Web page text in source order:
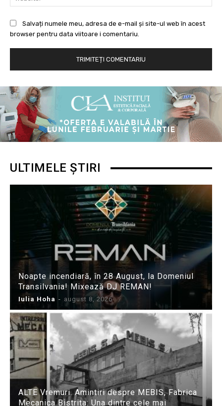
Salvați numele meu, adresa de e-mail și site-ul web în acest
browser pentru data viitoare i comentariu.
ULTIMELE ȘTIRI
Noapte incendiară, în 28 August, la Domeniul
Transilvania! Mixează DJ REMAN!
Iulia Hoha - august 8, 2026
ALTE Vremuri. Amintiri despre MEBIS, Fabrica
Mecanica Bistrița: Una dintre cele mai